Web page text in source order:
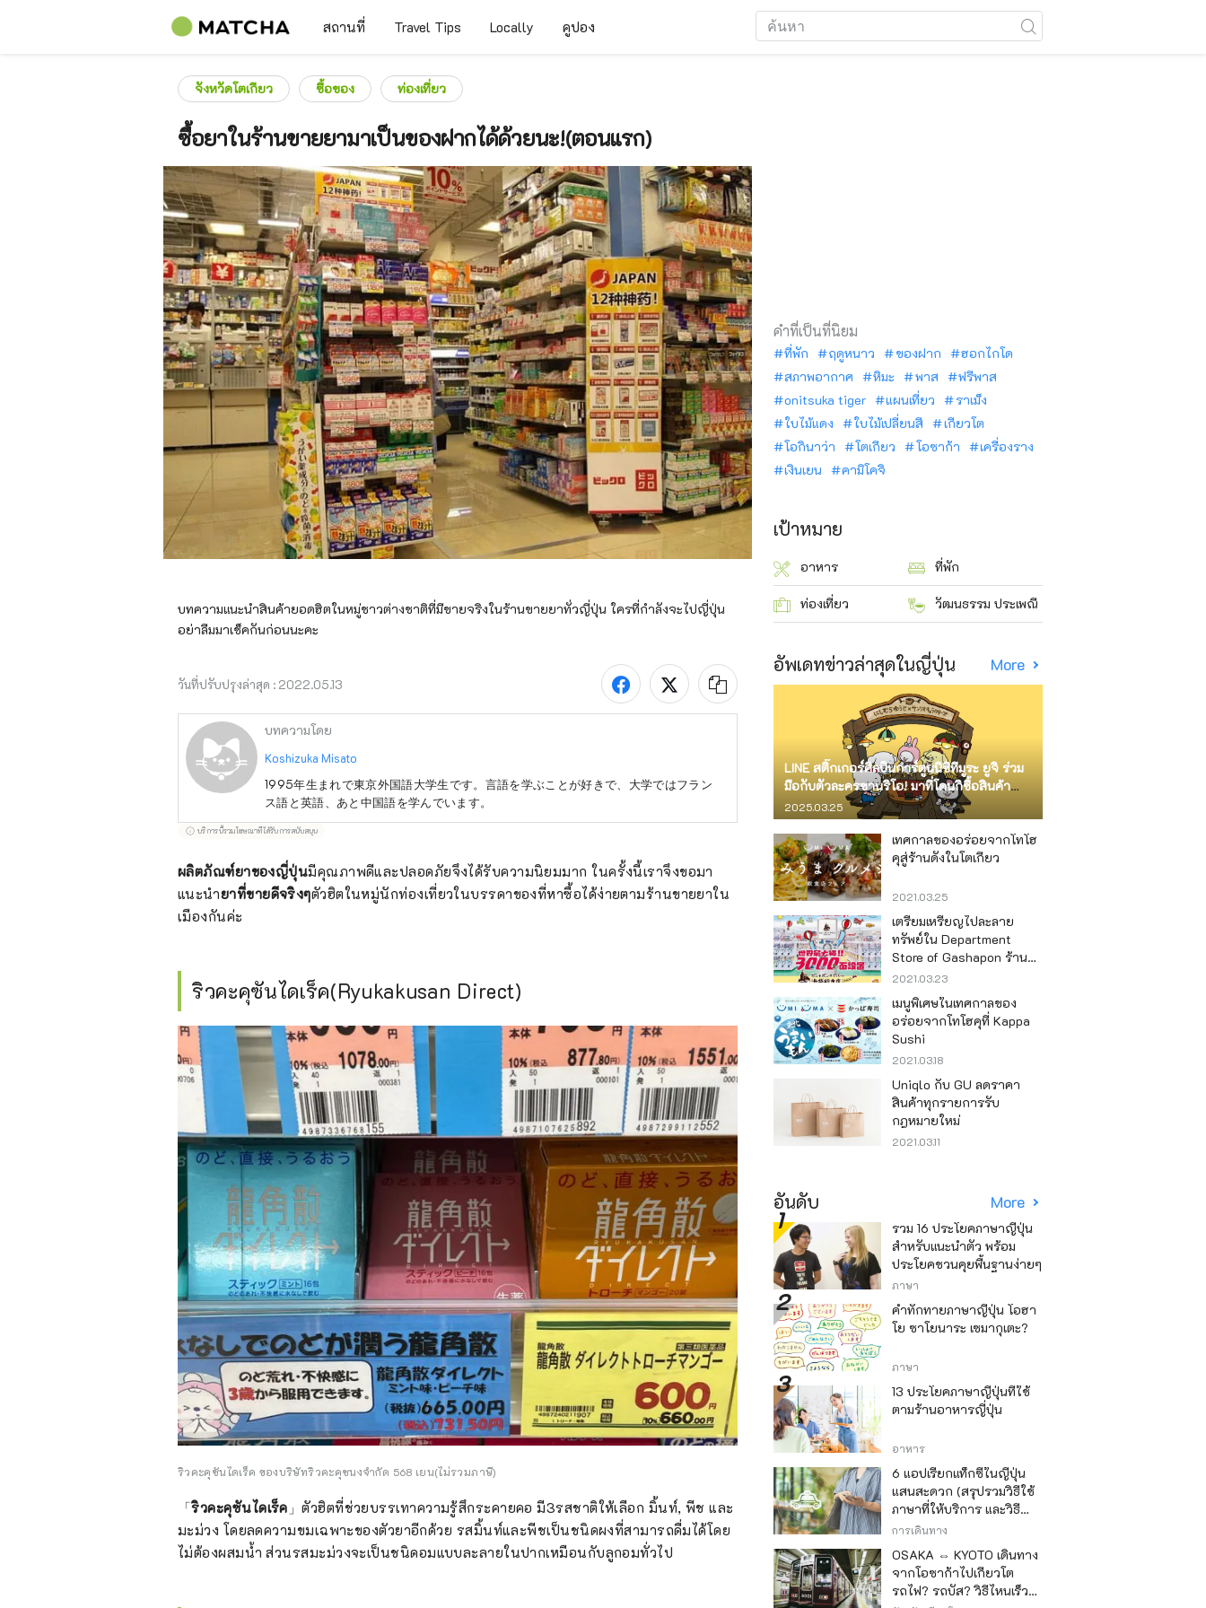
สถานที่ Travel Tips Locally คูปอง
จังหวัดโตเกียว ซื้อของ ท่องเที่ยว
ซื้อยาในร้านขายยามาเป็นของฝากได้ด้วยนะ!(ตอนแรก)
บทความแนะนำสินค้ายอดฮิตในหมู่ชาวต่างชาติที่มีขายจริงในร้านขายยาทั่วญี่ปุ่น ใครที่กำลังจะไปญี่ปุ่น
อย่าลืมมาเช็คกันก่อนนะคะ
วันที่ปรับปรุงล่าสุด : 2022.05.13
บทความโดย
Koshizuka Misato
1995年生まれで東京外国語大学生です。言語を学ぶことが好きで、大学ではフラン
ス語と英語、あと中国語を学んでいます。
บริการนี้รวมโฆษณาที่ได้รับการสนับสนุน
ผลิตภัณฑ์ยาของญี่ปุ่นมีคุณภาพดีและปลอดภัยจึงได้รับความนิยมมาก ในครั้งนี้เราจึงขอมา
แนะนำยาที่ขายดีจริงๆตัวฮิตในหมู่นักท่องเที่ยวในบรรดาของที่หาซื้อได้ง่ายตามร้านขายยาใน
เมืองกันค่ะ
ริวคะคุซันไดเร็ค(Ryukakusan Direct)
ริวคะคุซันไดเร็ค ของบริษัทริวคะคุซนงจำกัด 568 เยน(ไม่รวมภาษี)
「ริวคะคุซันไดเร็ค 」ตัวฮิตที่ช่วยบรรเทาความรู้สึกระคายคอ มี3รสชาติให้เลือก มิ้นท์, พีช และ
มะม่วง โดยลดความขมเฉพาะของตัวยาอีกด้วย รสมิ้นท์และพีชเป็นชนิดผงที่สามารถดื่มได้โดย
ไม่ต้องผสมน้ำ ส่วนรสมะม่วงจะเป็นชนิดอมแบบละลายในปากเหมือนกับลูกอมทั่วไป
คำที่เป็นที่นิยม
ที่พัก ฤดูหนาว ของฝาก
ฮอกไกโด
สภาพอากาศ
หิมะ พาส
ฟรีพาส
onitsuka tiger
แผนเที่ยว
ราเม็ง
ใบไม้แดง
ใบไม้เปลี่ยนสี
เกียวโต
โอกินาว่า
โตเกียว โอซาก้า
เครื่องราง
เงินเยน
คามิโคจิ
เป้าหมาย
อาหาร ที่พัก
ท่องเที่ยว วัฒนธรรม ประเพณี
อัพเดทข่าวล่าสุดในญี่ปุ่น More
LINE สติ๊กเกอร์ศิลปินการ์ตูนนิชิทีมูระ ยูจิ ร่วม
มือกับตัวละครซานริโอ! มาที่โดนกิซื้อสินค้า
จำกัด
2025.03.25
เทศกาลของอร่อยจากโทโฮ
คุสู่ร้านดังในโตเกียว
2021.03.25
เตรียมเหรียญไปละลาย
ทรัพย์ใน Department
Store of Gashapon ร้านที่มี
เครื่องกาชาปองเยอะที่สุดใน
โลก อิเคะบุคุโระ
2021.03.23
เมนูพิเศษในเทศกาลของ
อร่อยจากโทโฮคุที่ Kappa
Sushi
2021.03.18
Uniqlo กับ GU ลดราคา
สินค้าทุกรายการรับ
กฎหมายใหม่
2021.03.11
อันดับ More
รวม 16 ประโยคภาษาญี่ปุ่น
สำหรับแนะนำตัว พร้อม
ประโยคชวนคุยพื้นฐานง่ายๆ
ภาษา
คำทักทายภาษาญี่ปุ่น โอฮา
โย ซาโยนาระ เซมากุเตะ?
ภาษา
13 ประโยคภาษาญี่ปุ่นที่ใช้
ตามร้านอาหารญี่ปุ่น
อาหาร
6 แอปเรียกแท็กซี่ในญี่ปุ่น
แสนสะดวก (สรุปรวมวิธีใช้
ภาษาที่ให้บริการ และวิธี
ชำระเงิน)
การเดินทาง
OSAKA ⇔ KYOTO เดินทาง
จากโอซาก้าไปเกียวโต
รถไฟ? รถบัส? วิธีไหนเร็ว